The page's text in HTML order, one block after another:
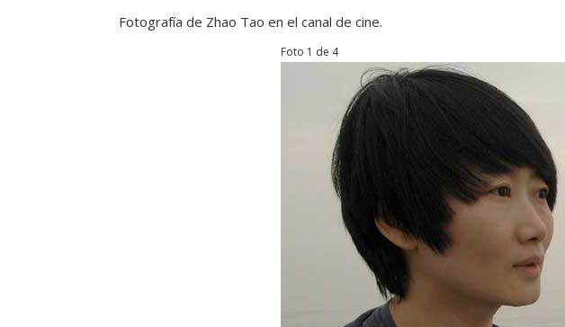
Fotografía de Zhao Tao en el canal de cine.
Foto 1 de 4